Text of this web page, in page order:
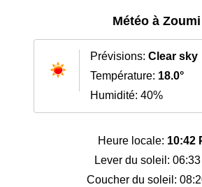
Météo à Zoumi
Prévisions: Clear sky
Température: 18.0°
Humidité: 40%
Heure locale: 10:42
Lever du soleil: 06:33
Coucher du soleil: